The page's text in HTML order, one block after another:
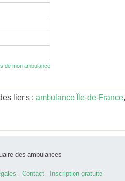
de mon ambulance
liens : ambulance Île-de-France,
des ambulances
- Contact - Inscription gratuite